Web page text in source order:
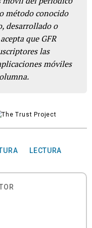
método conocido
desarrollado o
que GFR
las
móviles
LECTURA